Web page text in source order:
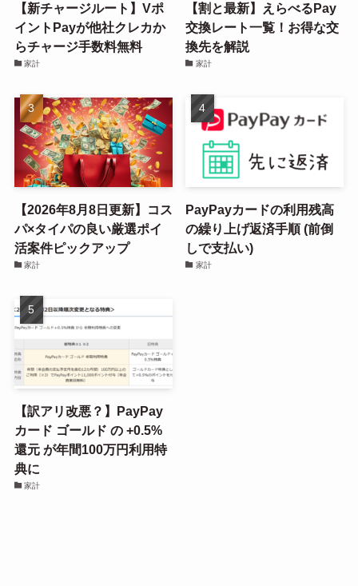
【新チャージルート】Vポ
イントPayが他社クレカか
らチャージ手数料無料
家計
【割と最新】えらべるPay
交換レート一覧！お得な交
換先を解説
家計
【2026年8月8日更新】コス
パ×タイパの良い厳選ポイ
活案件ピックアップ
家計
PayPayカードの利用残高
の繰り上げ返済手順 (前倒
しで支払い)
家計
【訳アリ改悪？】PayPay
カード ゴールド の +0.5%
還元 が年間100万円利用特
典に
家計